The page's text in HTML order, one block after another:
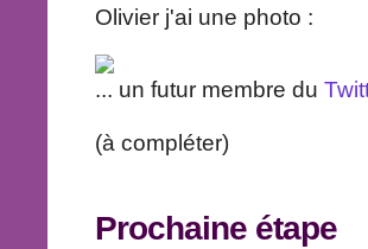
Olivier j'ai une photo :
... un futur membre du
(à compléter)
Prochaine étape